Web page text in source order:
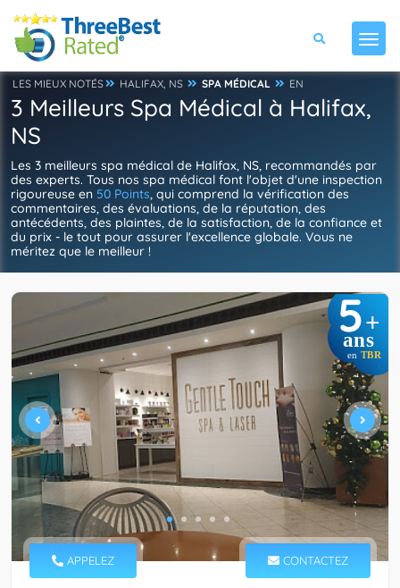
LES MIEUX NOTÉS HALIFAX, NS SPA MÉDICAL EN
3 Meilleurs Spa Médical à Halifax,
NS
Les 3 meilleurs spa médical de Halifax, NS, recommandés par
des experts. Tous nos spa médical font l'objet d'une inspection
rigoureuse en 50 Points, qui comprend la vérification des
commentaires, des évaluations, de la réputation, des
antécédents, des plaintes, de la satisfaction, de la confiance et
du prix - le tout pour assurer l'excellence globale. Vous ne
méritez que le meilleur !
5+
ans
en TBR
APPELEZ CONTACTEZ